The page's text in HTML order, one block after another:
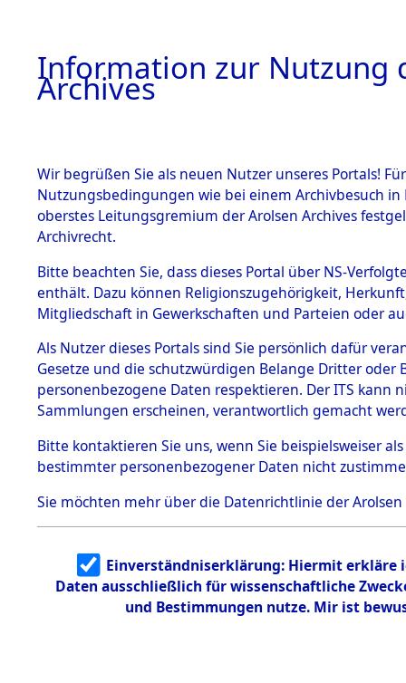
BESTÄNDE
1.
mente
5. Verschiedenes
5.3
Todesmärsche
5.3.1 Alliierte
Erhebungen
zu
Todesmärsch
en
5.3.2
Identifizierun
g
5.3.3
Todesmärsch
Routen
→0135
Information zur Nutzung
Archives
Wir begrüßen Sie als neuen Nutzer unseres Portals!
Nutzungsbedingungen wie bei einem Archivbesuch
oberstes Leitungsgremium der Arolsen Archives
Archivrecht.
Bitte beachten Sie, dass dieses Portal über NS-
enthält. Dazu können Religionszugehörigkeit,
Mitgliedschaft in Gewerkschaften und Parteien oder
Als Nutzer dieses Portals sind Sie persönlich dafür
Gesetze und die schutzwürdigen Belange Dritter
personenbezogene Daten respektieren. Der ITS
Sammlungen erscheinen, verantwortlich gemacht
Bitte kontaktieren Sie uns, wenn Sie beispielsweiser
bestimmter personenbezogener Daten nicht
Sie möchten mehr über die Datenrichtlinie der Arolsen
Einverständniserklärung: Hiermit erkläre
Daten ausschließlich für wissenschaftliche
und Bestimmungen nutze. Mir ist